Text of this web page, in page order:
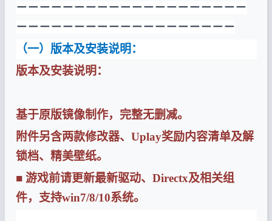
－－－－－－－－－－－－－－－－－－－－
－－－－－－－－－－－－－－－－－－－
（一）版本及安装说明：
版本及安装说明：
基于原版镜像制作，完整无删减。
附件另含两款修改器、Uplay奖励内容清单及解
锁档、精美壁纸。
■ 游戏前请更新最新驱动、Directx及相关组
件，支持win7/8/10系统。